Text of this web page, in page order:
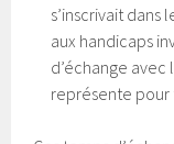
s’inscrivait dans
aux handicaps
d’échange avec
représente pour